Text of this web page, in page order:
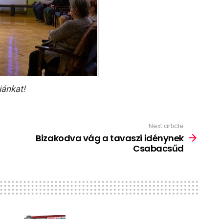
Next article
Bizakodva vág a tavaszi idénynek
Csabacsűd